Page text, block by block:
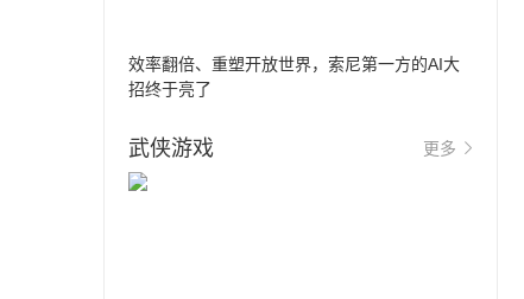
效率翻倍、重塑开放世界，索尼第一方的AI大
招终于亮了
武侠游戏 更多